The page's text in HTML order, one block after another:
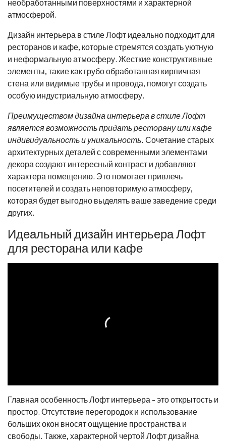
необработанными поверхностями и характерной
атмосферой.
Дизайн интерьера в стиле Лофт идеально подходит для
ресторанов и кафе, которые стремятся создать уютную
и неформальную атмосферу. Жесткие конструктивные
элементы, такие как грубо обработанная кирпичная
стена или видимые трубы и провода, помогут создать
особую индустриальную атмосферу.
Преимуществом дизайна интерьера в стиле Лофт
является возможность придать ресторану или кафе
индивидуальность и уникальность. Сочетание старых
архитектурных деталей с современными элементами
декора создают интересный контраст и добавляют
характера помещению. Это помогает привлечь
посетителей и создать неповторимую атмосферу,
которая будет выгодно выделять ваше заведение среди
других.
Идеальный дизайн интерьера Лофт
для ресторана или кафе
Главная особенность Лофт интерьера - это открытость и
простор. Отсутствие перегородок и использование
больших окон вносят ощущение пространства и
свободы. Также, характерной чертой Лофт дизайна